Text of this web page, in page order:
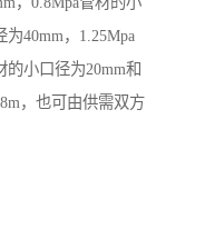
为40mm，1.25Mpa
的小口径为20mm和
，也可由供需双方